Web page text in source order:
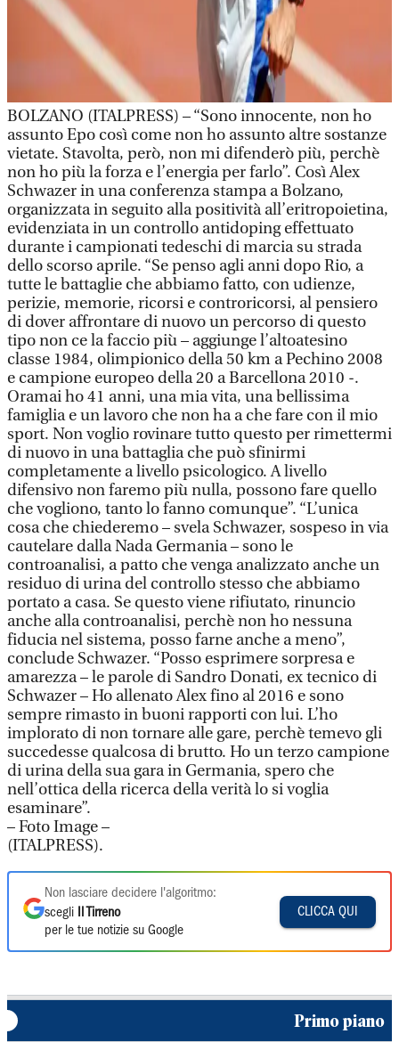
BOLZANO (ITALPRESS) – “Sono innocente, non ho
assunto Epo così come non ho assunto altre sostanze
vietate. Stavolta, però, non mi difenderò più, perchè
non ho più la forza e l’energia per farlo”. Così Alex
Schwazer in una conferenza stampa a Bolzano,
organizzata in seguito alla positività all’eritropoietina,
evidenziata in un controllo antidoping effettuato
durante i campionati tedeschi di marcia su strada
dello scorso aprile. “Se penso agli anni dopo Rio, a
tutte le battaglie che abbiamo fatto, con udienze,
perizie, memorie, ricorsi e controricorsi, al pensiero
di dover affrontare di nuovo un percorso di questo
tipo non ce la faccio più – aggiunge l’altoatesino
classe 1984, olimpionico della 50 km a Pechino 2008
e campione europeo della 20 a Barcellona 2010 -.
Oramai ho 41 anni, una mia vita, una bellissima
famiglia e un lavoro che non ha a che fare con il mio
sport. Non voglio rovinare tutto questo per rimettermi
di nuovo in una battaglia che può sfinirmi
completamente a livello psicologico. A livello
difensivo non faremo più nulla, possono fare quello
che vogliono, tanto lo fanno comunque”. “L’unica
cosa che chiederemo – svela Schwazer, sospeso in via
cautelare dalla Nada Germania – sono le
controanalisi, a patto che venga analizzato anche un
residuo di urina del controllo stesso che abbiamo
portato a casa. Se questo viene rifiutato, rinuncio
anche alla controanalisi, perchè non ho nessuna
fiducia nel sistema, posso farne anche a meno”,
conclude Schwazer. “Posso esprimere sorpresa e
amarezza – le parole di Sandro Donati, ex tecnico di
Schwazer – Ho allenato Alex fino al 2016 e sono
sempre rimasto in buoni rapporti con lui. L’ho
implorato di non tornare alle gare, perchè temevo gli
succedesse qualcosa di brutto. Ho un terzo campione
di urina della sua gara in Germania, spero che
nell’ottica della ricerca della verità lo si voglia
esaminare”.
– Foto Image –
(ITALPRESS).
Non lasciare decidere l'algoritmo:
scegli
Il Tirreno
per le tue notizie su Google
CLICCA QUI
Primo piano